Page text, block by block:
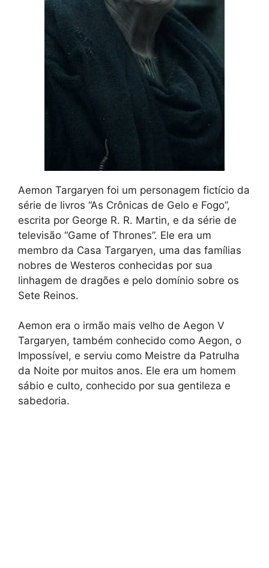
Aemon Targaryen foi um personagem fictício da
série de livros “As Crônicas de Gelo e Fogo”,
escrita por George R. R. Martin, e da série de
televisão “Game of Thrones”. Ele era um
membro da Casa Targaryen, uma das famílias
nobres de Westeros conhecidas por sua
linhagem de dragões e pelo domínio sobre os
Sete Reinos.
Aemon era o irmão mais velho de Aegon V
Targaryen, também conhecido como Aegon, o
Impossível, e serviu como Meistre da Patrulha
da Noite por muitos anos. Ele era um homem
sábio e culto, conhecido por sua gentileza e
sabedoria.